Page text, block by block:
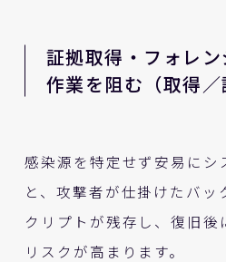
証拠取得・フォレ
作業を阻む（取得／
感染源を特定せず安易にシ
と、攻撃者が仕掛けたバッ
クリプトが残存し、復旧後
リスクが高まります。